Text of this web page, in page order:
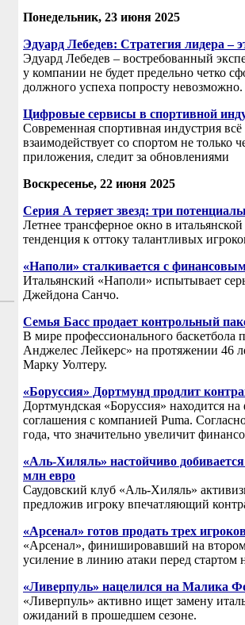
Понедельник, 23 июня 2025
Эдуард Лебедев: Стратегия лидера –
Эдуард Лебедев – востребованный
у компании не будет предельно четко
должного успеха попросту невозможно.
Цифровые сервисы в спортивной
Современная спортивная индустрия
взаимодействует со спортом не
приложения, следит за обновлениями
Воскресенье, 22 июня 2025
Серия А теряет звезд: три
Летнее трансферное окно в
тенденция к оттоку талантливых
«Наполи» сталкивается с
Итальянский «Наполи» испытывает
Джейдона Санчо.
Семья Басс продает контрольный
В мире профессионального баскетбола
Анджелес Лейкерс» на протяжении 46
Марку Уолтеру.
«Боруссия» Дортмунд продлит
Дортмундская «Боруссия» находится
соглашения с компанией Puma.
года, что значительно увеличит
«Аль-Хиляль» настойчиво
млн евро
Саудовский клуб «Аль-Хиляль»
предложив игроку впечатляющий
«Арсенал» готов продать трех
«Арсенал», финишировавший на
усиление в линию атаки перед стартом
«Ливерпуль» нацелился на Малика
«Ливерпуль» активно ищет замену
ожиданий в прошедшем сезоне.